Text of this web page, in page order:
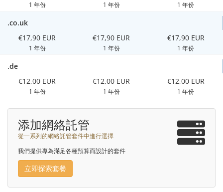
1 年份 1 年份 1 年份
.co.uk
€17,90 EUR
1 年份
€17,90 EUR
1 年份
€17,90 EUR
1 年份
.de
€12,00 EUR
1 年份
€12,00 EUR
1 年份
€12,00 EUR
1 年份
添加網絡託管
從一系列的網絡託管套件中進行選擇
我們提供專為滿足各種預算而設計的套件
立即探索套餐